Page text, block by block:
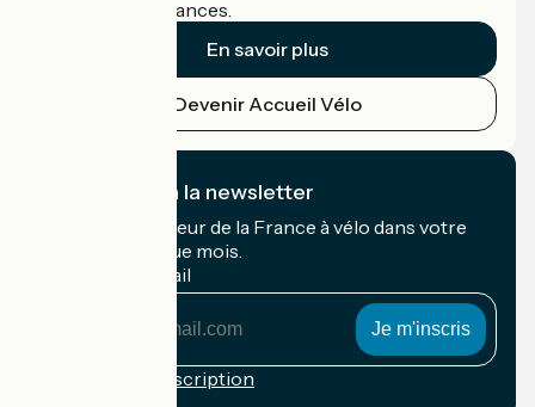
cyclistes en vacances.
En savoir plus
Devenir Accueil Vélo
Je m'abonne à la newsletter
Recevez le meilleur de la France à vélo dans votre
boîte mail chaque mois.
Mon adresse mail
Conditions d'inscription